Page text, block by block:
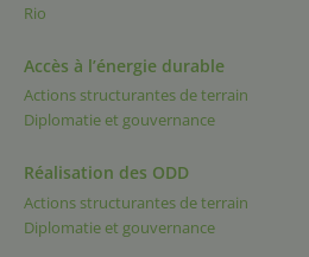
Rio
Accès à l’énergie durable
Actions structurantes de terrain
Diplomatie et gouvernance
Réalisation des ODD
Actions structurantes de terrain
Diplomatie et gouvernance